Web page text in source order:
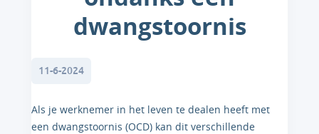
dwangstoornis
11-6-2024
Als je werknemer in het leven te dealen heeft met
een dwangstoornis (OCD) kan dit verschillende